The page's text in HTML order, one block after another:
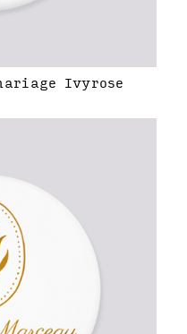
Ivyrose